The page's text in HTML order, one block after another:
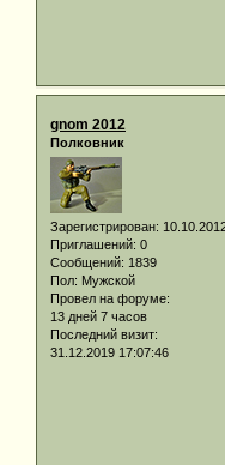
gnom 2012
Полковник
Зарегистрирован:
Приглашений: 0
Сообщений: 1839
Пол: Мужской
Провел на форуме:
13 дней 7 часов
Последний визит:
31.12.2019 17:07:46